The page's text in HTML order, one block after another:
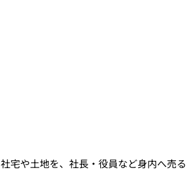
宅や土地を、社長・役員など身内へ